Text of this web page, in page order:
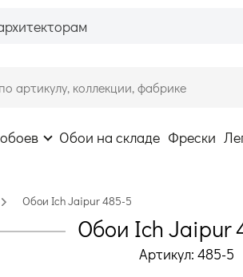
Обои на складе Фрески
Обои Ich Jaipur 485-5
Обои Ich Jaipur
Артикул: 485-5